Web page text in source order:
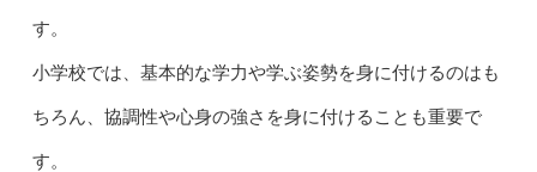
す。
小学校では、基本的な学力や学ぶ姿勢を身に付けるのはも
ちろん、協調性や心身の強さを身に付けることも重要で
す。